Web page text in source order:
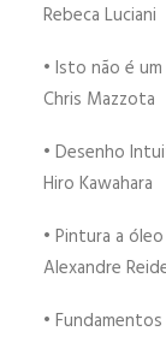
Rebeca Luciani
• Isto não é
Chris Mazzota
• Desenho
Hiro Kawahara
• Pintura a óleo
Alexandre
•